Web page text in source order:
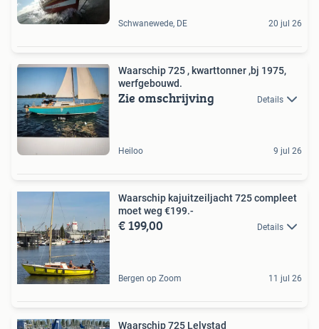
Schwanewede, DE 20 jul 26
Waarschip 725 , kwarttonner ,bj 1975,
werfgebouwd.
Zie omschrijving Details
Heiloo 9 jul 26
Waarschip kajuitzeiljacht 725 compleet
moet weg €199.-
€ 199,00 Details
Bergen op Zoom 11 jul 26
Waarschip 725 Lelystad